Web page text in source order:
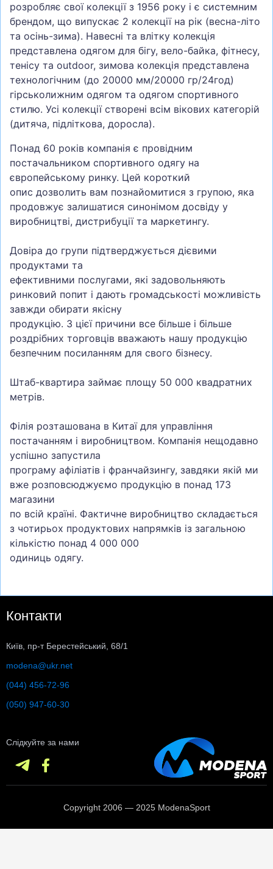
розробляє свої колекції з 1956 року і є системним
брендом, що випускає 2 колекції на рік (весна-літо
та осінь-зима). Навесні та влітку колекція
представлена одягом для бігу, вело-байка, фітнесу,
тенісу та outdoor, зимова колекція представлена
технологічним (до 20000 мм/20000 гр/24год)
гірськолижним одягом та одягом спортивного
стилю. Усі колекції створені всім вікових категорій
(дитяча, підліткова, доросла).
Понад 60 років компанія є провідним
постачальником спортивного одягу на
європейському ринку. Цей короткий
опис дозволить вам познайомитися з групою, яка
продовжує залишатися синонімом досвіду у
виробництві, дистрибуції та маркетингу.
Довіра до групи підтверджується дієвими
продуктами та
ефективними послугами, які задовольняють
ринковий попит і дають громадськості можливість
завжди обирати якісну
продукцію. З цієї причини все більше і більше
роздрібних торговців вважають нашу продукцію
безпечним посиланням для свого бізнесу.
Штаб-квартира займає площу 50 000 квадратних
метрів.
Філія розташована в Китаї для управління
постачанням і виробництвом. Компанія нещодавно
успішно запустила
програму афіліатів і франчайзингу, завдяки якій ми
вже розповсюджуємо продукцію в понад 173
магазини
по всій країні. Фактичне виробництво складається
з чотирьох продуктових напрямків із загальною
кількістю понад 4 000 000
одиниць одягу.
Контакти
Київ, пр-т Берестейський, 68/1
modena@ukr.net
(044) 456-72-96
(050) 947-60-30
Слідкуйте за нами
Copyright 2006 — 2025 ModenaSport